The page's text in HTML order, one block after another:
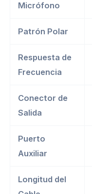
Micrófono
Patrón Polar
Respuesta de
Frecuencia
Conector de
Salida
Puerto
Auxiliar
Longitud del